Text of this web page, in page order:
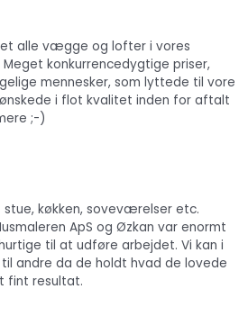
alle vægge og lofter i vores
Meget konkurrencedygtige priser,
mennesker, som lyttede til vore
i flot kvalitet inden for aftalt
;-)
køkken, soveværelser etc.
ApS og Øzkan var enormt
til at udføre arbejdet. Vi kan i
andre da de holdt hvad de lovede
fint resultat.